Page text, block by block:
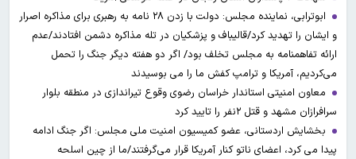
ابوترابی، نماینده مجلس: دولت با زدن ۲۸ نامه به رهبری برای مذاکره اصرار
و ایشان را تهدید کرد/قالیباف و پزشکیان در تله مذاکره دشمن افتادند/عدم
ارائه تفاهمنامه به مجلس تخلف بود/ اگر دو هفته دیگر جنگ را تحمل
می‌کردیم، آمریکا و ترامپ کفش ما را می بوسیدند
معاون امنیتی استاندار خراسان رضوی وقوع تیراندازی در منطقه بلوار
سرافرازان مشهد و قتل ۲نفر را تایید کرد
بخشایش اردستانی، عضو کمیسیون امنیت ملی مجلس: اگر جنگ ادامه
پیدا می کرد، اعضای ناتو کنار آمریکا قرار می‌گرفتند/ما از چین اسلحه